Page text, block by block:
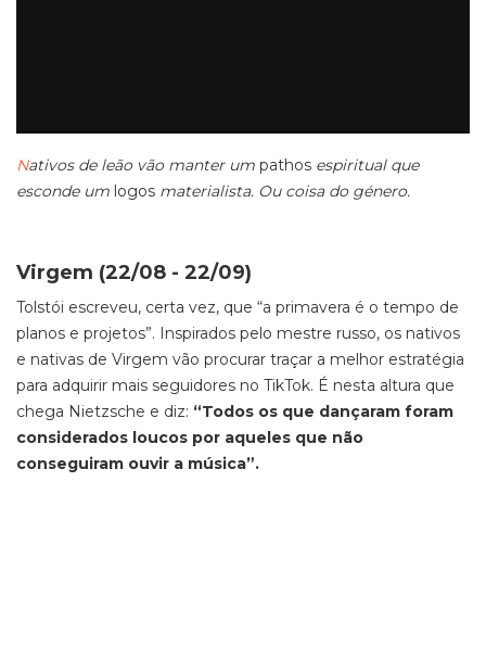
Nativos de leão vão manter um pathos espiritual que
esconde um logos materialista. Ou coisa do género.
Virgem (22/08 - 22/09)
Tolstói escreveu, certa vez, que “a primavera é o tempo de
planos e projetos”. Inspirados pelo mestre russo, os nativos
e nativas de Virgem vão procurar traçar a melhor estratégia
para adquirir mais seguidores no TikTok. É nesta altura que
chega Nietzsche e diz: “Todos os que dançaram foram
considerados loucos por aqueles que não
conseguiram ouvir a música”.